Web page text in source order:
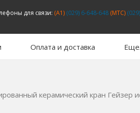
для связи: (A1)(029) 6-648-648(MTC)
Оплата и доставка
керамический кран Гейзер